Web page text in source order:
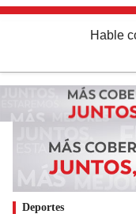
Hable
Deportes